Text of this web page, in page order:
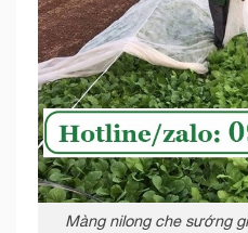
Màng nilong che sướng